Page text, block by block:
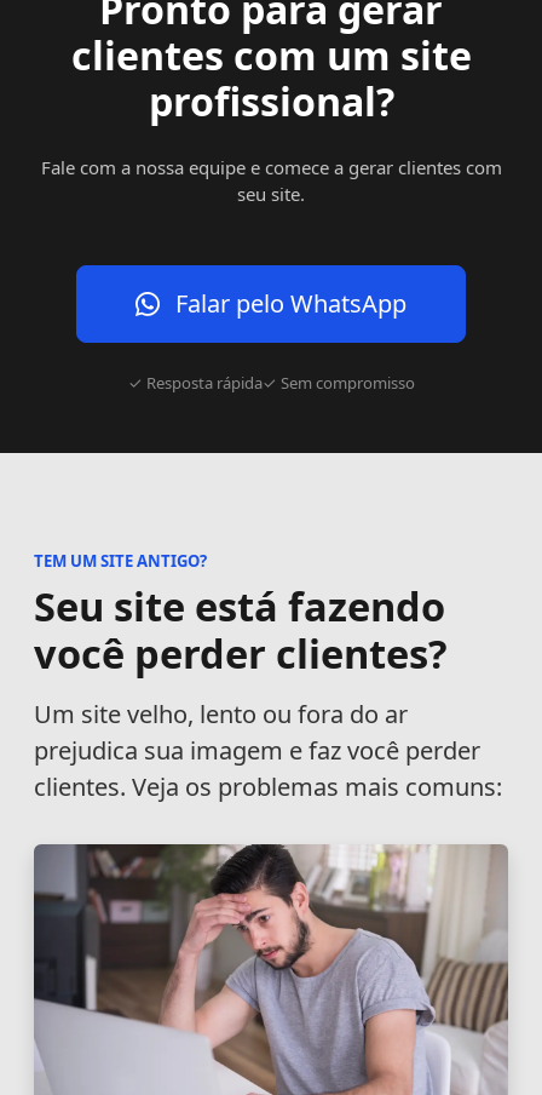
clientes com um site
profissional?
Fale com a nossa equipe e comece a gerar clientes com
seu site.
Falar pelo WhatsApp
✓ Resposta rápida✓ Sem compromisso
TEM UM SITE ANTIGO?
Seu site está fazendo
você perder clientes?
Um site velho, lento ou fora do ar
prejudica sua imagem e faz você perder
clientes. Veja os problemas mais comuns: